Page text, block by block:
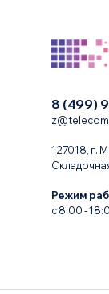
8 (499)
127018, г.
Режим
с 8:00 -